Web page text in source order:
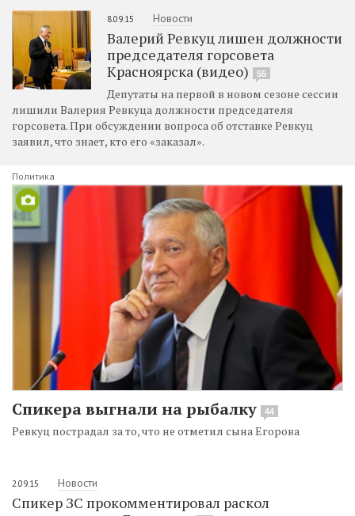
8.09.15 Новости
Валерий Ревкуц лишен должности
председателя горсовета
Красноярска (видео)
55
Депутаты на первой в новом сезоне сессии
лишили Валерия Ревкуца должности председателя
горсовета. При обсуждении вопроса об отставке Ревкуц
заявил, что знает, кто его «заказал».
Политика
Спикера выгнали на рыбалку 44
Ревкуц пострадал за то, что не отметил сына Егорова
2.09.15 Новости
Спикер ЗС прокомментировал раскол